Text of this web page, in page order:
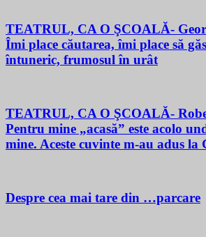
TEATRUL, CA O ŞCOALĂ-
Îmi place căutarea, îmi place să
întuneric, frumosul în urât
TEATRUL, CA O ŞCOALĂ-
Pentru mine „acasă” este acolo
mine. Aceste cuvinte m-au adus la
Despre cea mai tare din …parcare